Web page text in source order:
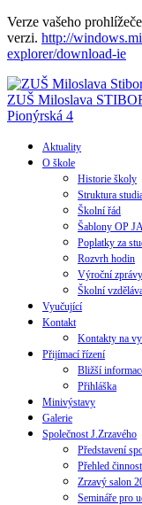
Verze vašeho
verzi. http://
explorer/download-ie
ZUŠ Miloslava
Pionýrská 4
Aktuality
O škole
Historie školy
Struktura
Školní řád
Šablony OP
Poplatky za
Rozvrh hodin
Výroční zprávy
Školní
Vyučující
Kontakt
Kontakty na
Přijímací řízení
Bližší
Přihláška
Minivýstavy
Galerie
Společnost J.Zrzavého
Představení
Přehled
Zrzavý salon
Semináře pro